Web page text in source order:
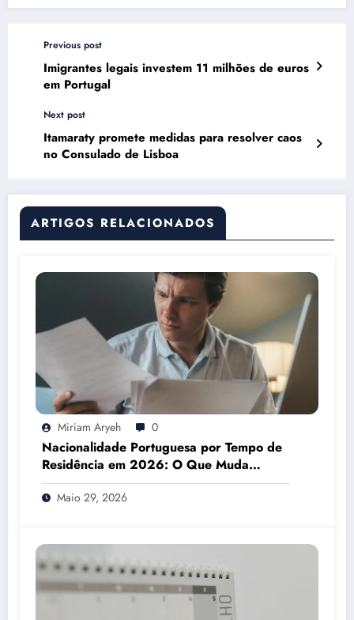
Previous post
Imigrantes legais investem 11 milhões de euros
em Portugal
Next post
Itamaraty promete medidas para resolver caos
no Consulado de Lisboa
ARTIGOS RELACIONADOS
Miriam Aryeh 0
Nacionalidade Portuguesa por Tempo de
Residência em 2026: O Que Muda
Mesmo
Maio 29, 2026